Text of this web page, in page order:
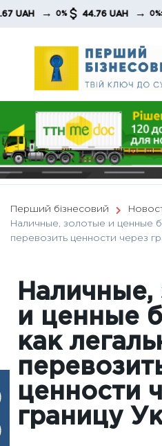
Skip
→ 0% 44.76 UAH → 0%
Перший бізнесовий
Наличные, золотые и ценные
перевозить ценности через
Наличные,
и ценные
как
ценности
границу